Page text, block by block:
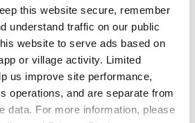
this website secure, remember
understand traffic on our public
website to serve ads based on
or village activity. Limited
us improve site performance,
operations, and are separate from
data. For more information, please
como un espacio positivo y seguro
centrarse en el crecimiento, la
y el desarrollo saludable de sus hijos.
relacionados con temas políticos,
de apuestas, que provoquen miedo,
o que sigan tendencias.